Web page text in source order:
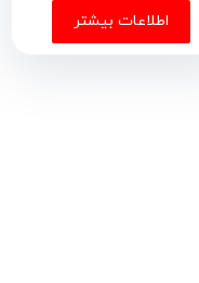
اطلاعات بیشتر